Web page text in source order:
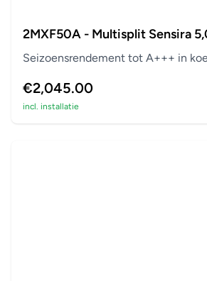
2MXF50A - Multisplit Sensira
Seizoensrendement tot A+++ in
€2,045.00
incl. installatie